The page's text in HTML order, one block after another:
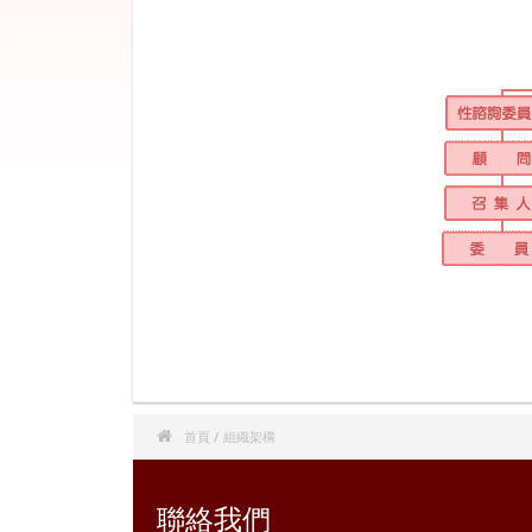
 首頁 / 組織架構
聯絡我們